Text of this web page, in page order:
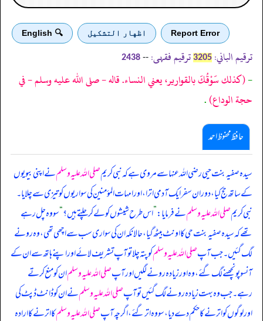
Report Error اظهار التشكيل 🔍 English
ترقیم الباني: 3205 ترقیم فقہی: --
2438
-(كذلك سَوْقُكَ بالقوارير، يعني النساء. قاله - صلى الله عليه وسلم - في
حجة الوداع).
حافظ محفوظ احمد
سیدہ صفیہ بنت حیی رضی اللہ عنہا سے مروی ہے کہ نبی کریمصلی اللہ علیہ وسلمنے اپنی بیویوں
کے ساتھ حج کیا، دوران سفر ایک آدمی ا‏‏‏‏ترا، اور امہات المؤمنین کی سواریوں کو تیزی سے چلایا۔
نبی کریمصلی اللہ علیہ وسلمنے فرمایا:”اس طرح شیشوں کو لے کر چلتے ہیں؟“سو وہ چل رہے
تھے کہ سیدہ صفیہ بنت حی کا اونٹ بیٹھ گیا، حالانکہ ان کی سواری سب سے اچھی تھی، وہ رونے
لگ گئیں۔ جب آپصلی اللہ علیہ وسلمکو پتہ چلا تو آپ تشریف لائے اور اپنے ہاتھ سے ان کے
آنسو پونچھنے لگ گئے، وہ اور زیادہ رونے لگیں اور آپصلی اللہ علیہ وسلمان کو منع کرتے
رہے۔ جب وہ بہت زیادہ رونے لگ گئیں تو آپصلی اللہ علیہ وسلمنے ان کو ڈانٹ ڈپٹ کی
اور لوگوں کو اترنے کا حکم دے دیا، سو وہ اتر گئے، اگرچہ آپصلی اللہ علیہ وسلمکا اترنے کا ارادہ